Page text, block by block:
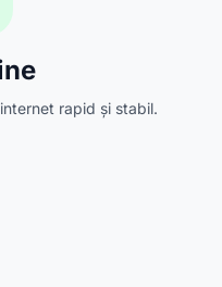
rapid și stabil.